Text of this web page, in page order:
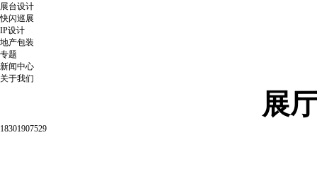
展台设计
快闪巡展
IP设计
地产包装
专题
新闻中心
关于我们
展
18301907529